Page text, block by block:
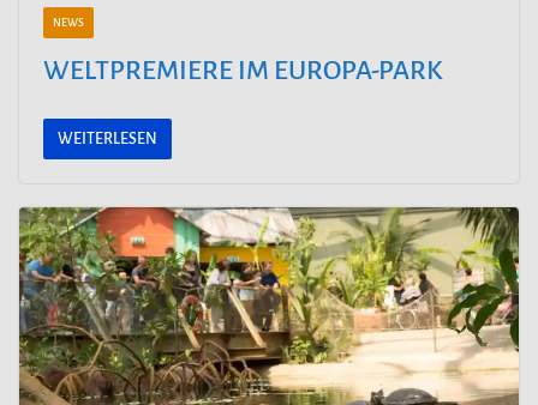
NEWS
WELTPREMIERE IM EUROPA-PARK
WEITERLESEN